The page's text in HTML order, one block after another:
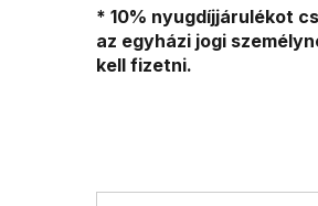
* 10% nyugdíjjárulékot
az egyházi jogi
kell fizetni.